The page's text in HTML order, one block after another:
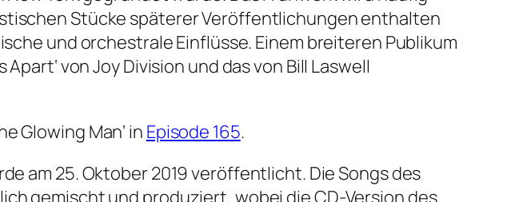
Stücke späterer Veröffentlichungen enthalten
und orchestrale Einflüsse. Einem breiteren Publikum
von Joy Division und das von Bill Laswell
Glowing Man‘ in Episode 165.
am 25. Oktober 2019 veröffentlicht. Die Songs des
gemischt und produziert, wobei die CD-Version des